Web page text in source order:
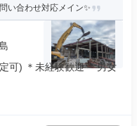
い合わせ対応メイン✨
可) ＊未経験歓迎 ＊男女